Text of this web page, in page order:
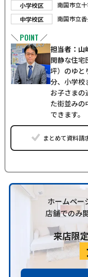
小学校区
南国市立
中学校区
南国市立
＼ POINT ／
担当者：山
閑静な住宅
坪）のゆと
分、小学校
お子さまの
た街並みの
できます。
まとめて資料請
ホームペー
店舗でのみ
来店限